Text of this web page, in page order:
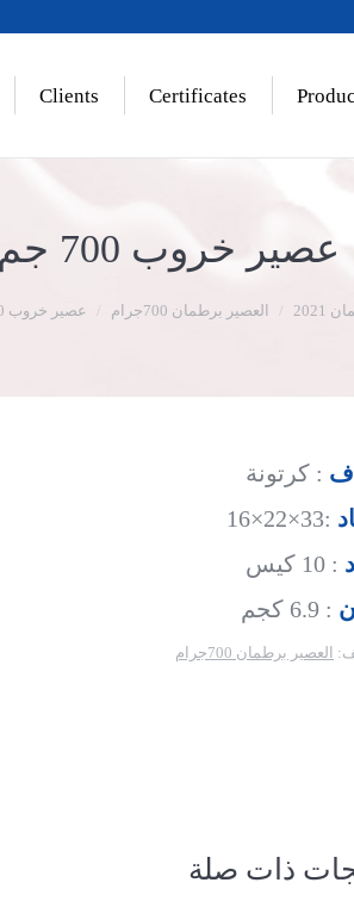
Certificates
Clients
عصير خروب 700 جم
2021 العصير برطمان 700جرام عصير خروب 700 جم
: كرتونة
:33×22×16
: 10 كيس
: 6.9 كجم
العصير برطمان 700جرام
ذات صلة